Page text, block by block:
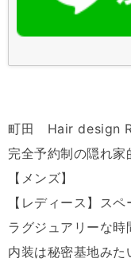
町田 Hair design
完全予約制の隠れ家
【メンズ】
【レディース】ス
ラグジュアリーな
内装は秘密基地みた